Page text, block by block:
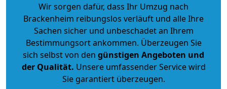
Wir sorgen dafür, dass Ihr Umzug nach
Brackenheim reibungslos verläuft und alle Ihre
Sachen sicher und unbeschadet an Ihrem
Bestimmungsort ankommen. Überzeugen Sie
sich selbst von den günstigen Angeboten und
der Qualität. Unsere umfassender Service wird
Sie garantiert überzeugen.